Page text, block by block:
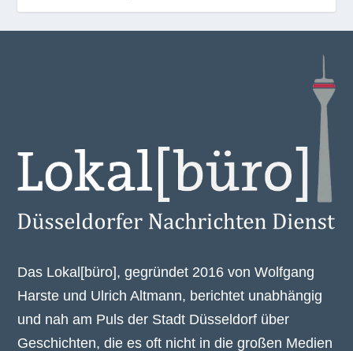
Das Lokal[büro], gegründet 2016 von Wolfgang
Harste und Ulrich Altmann, berichtet unabhängig
und nah am Puls der Stadt Düsseldorf über
Geschichten, die es oft nicht in die großen Medien